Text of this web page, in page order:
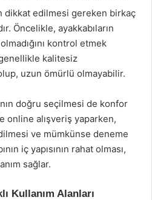
dikkat edilmesi gereken birkaç
Öncelikle, ayakkabıların
kontrol etmek
kalitesiz
uzun ömürlü olmayabilir.
doğru seçilmesi de konfor
online alışveriş yaparken,
ve mümkünse deneme
iç yapısının rahat olması,
sağlar.
Kullanım Alanları